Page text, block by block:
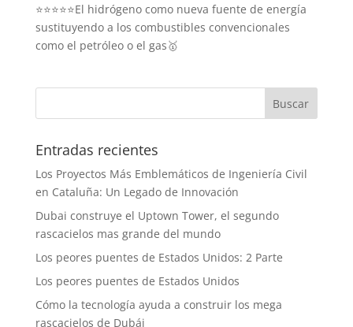
⭐⭐⭐⭐⭐El hidrógeno como nueva fuente de energía
sustituyendo a los combustibles convencionales
como el petróleo o el gas🥇
Entradas recientes
Los Proyectos Más Emblemáticos de Ingeniería Civil
en Cataluña: Un Legado de Innovación
Dubai construye el Uptown Tower, el segundo
rascacielos mas grande del mundo
Los peores puentes de Estados Unidos: 2 Parte
Los peores puentes de Estados Unidos
Cómo la tecnología ayuda a construir los mega
rascacielos de Dubái